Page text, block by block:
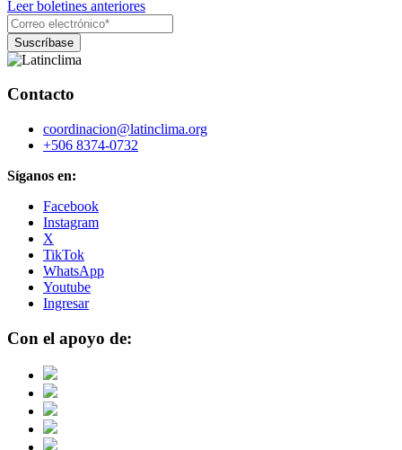
Leer boletines anteriores
Contacto
coordinacion@latinclima.org
+506 8374-0732
Síganos en:
Facebook
Instagram
X
TikTok
WhatsApp
Youtube
Ingresar
Con el apoyo de: